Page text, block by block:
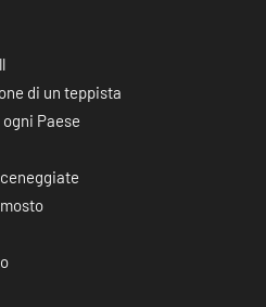
di un teppista
ogni Paese